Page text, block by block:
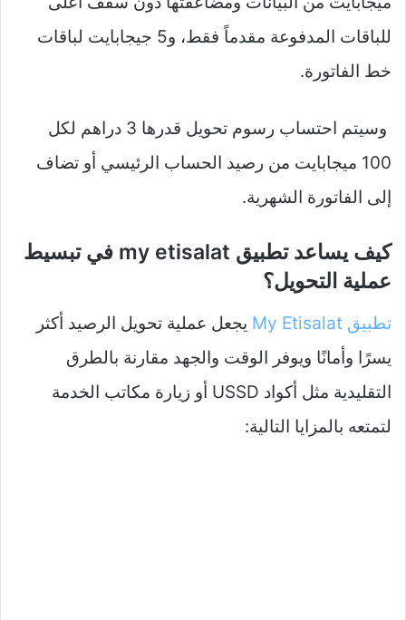
للباقات المدفوعة مقدماً فقط، و5 جيجابايت لباقات
خط الفاتورة.
وسيتم احتساب رسوم تحويل قدرها 3 دراهم لكل
100 ميجابايت من رصيد الحساب الرئيسي أو تضاف
إلى الفاتورة الشهرية.
كيف يساعد تطبيق my etisalat في تبسيط
عملية التحويل؟
تطبيق My Etisalat
يجعل عملية تحويل الرصيد أكثر
يسرًا وأمانًا ويوفر الوقت والجهد مقارنة بالطرق
التقليدية مثل أكواد USSD أو زيارة مكاتب الخدمة
لتمتعه بالمزايا التالية: